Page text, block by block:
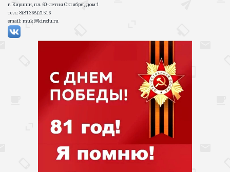
г. Кириши, пл. 60-летия Октября, дом 1
тел.: 8(81368)21516
email: muk@kiredu.ru